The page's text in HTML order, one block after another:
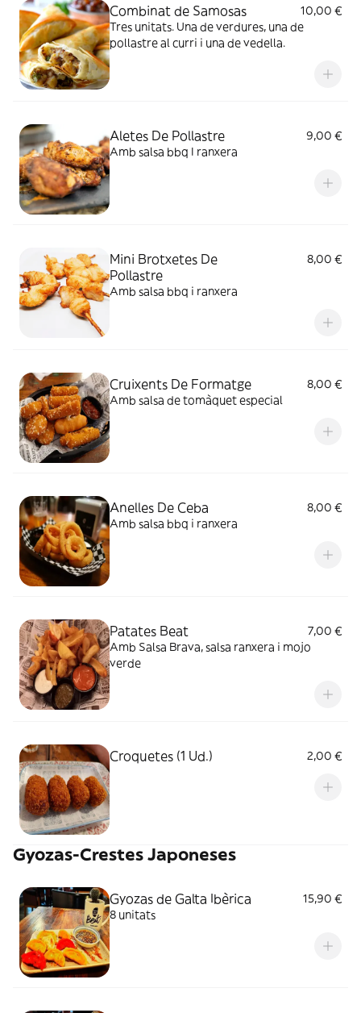
Combinat de Samosas
10,00 €
Tres unitats. Una de verdures, una de
pollastre al curri i una de vedella.
Aletes De Pollastre
9,00 €
Amb salsa bbq I ranxera
Mini Brotxetes De
Pollastre
8,00 €
Amb salsa bbq i ranxera
Cruixents De Formatge
8,00 €
Amb salsa de tomàquet especial
Anelles De Ceba
8,00 €
Amb salsa bbq i ranxera
Patates Beat
7,00 €
Amb Salsa Brava, salsa ranxera i mojo
verde
Croquetes (1 Ud.) 2,00 €
Gyozas-Crestes Japoneses
Gyozas de Galta Ibèrica
15,90 €
8 unitats